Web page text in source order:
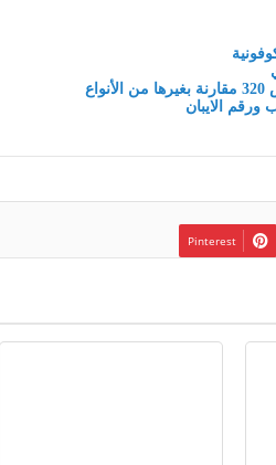
ورقم الايبان
Pinterest